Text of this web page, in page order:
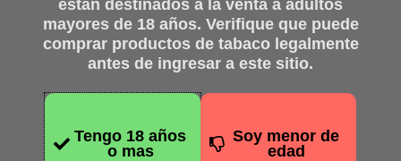
Salida Corriente: 32 A
Modo de control de temperatura (control de
temperatura dinámico y constante)
Tamaño: 89,1 x 42,95 x 30,17 mm
están destinados a la venta a adultos
mayores de 18 años. Verifique que puede
comprar productos de tabaco legalmente
antes de ingresar a este sitio.
Tengo 18 años
o mas
Soy menor de
edad